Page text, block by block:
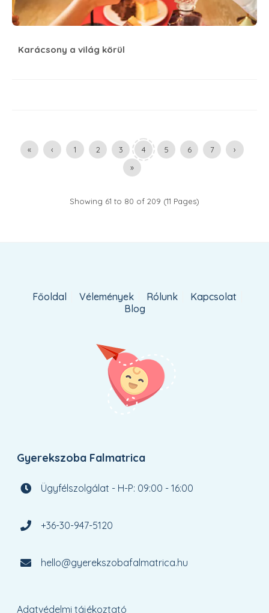
Karácsony a világ körül
« ‹ 1 2 3 4 5 6 7
›
»
Showing 61 to 80 of 209 (11 Pages)
Főoldal Vélemények Rólunk
Kapcsolat
Blog
Gyerekszoba Falmatrica
Ügyfélszolgálat - H-P: 09:00 - 16:00
+36-30-947-5120
hello@gyerekszobafalmatrica.hu
Adatvédelmi tájékoztató